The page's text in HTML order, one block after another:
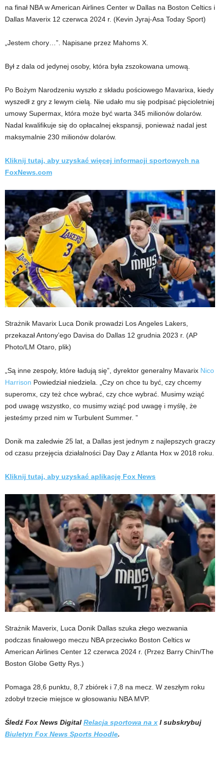
na finał NBA w American Airlines Center w Dallas na Boston Celtics i
Dallas Maverix 12 czerwca 2024 r. (Kevin Jyraj-Asa Today Sport)
„Jestem chory…”. Napisane przez Mahoms X.
Był z dala od jedynej osoby, która była zszokowana umową.
Po Bożym Narodzeniu wyszło z składu pościowego Mavarixa, kiedy
wyszedł z gry z lewym cielą. Nie udało mu się podpisać pięcioletniej
umowy Supermax, która może być warta 345 milionów dolarów.
Nadal kwalifikuje się do opłacalnej ekspansji, ponieważ nadal jest
maksymalnie 230 milionów dolarów.
Kliknij tutaj, aby uzyskać więcej informacji sportowych na
FoxNews.com
Strażnik Mavarix Luca Donik prowadzi Los Angeles Lakers,
przekazał Antony’ego Davisa do Dallas 12 grudnia 2023 r. (AP
Photo/LM Otaro, plik)
„Są inne zespoły, które ładują się”, dyrektor generalny Mavarix Nico
Harrison Powiedział niedziela. „Czy on chce tu być, czy chcemy
superomx, czy też chce wybrać, czy chce wybrać. Musimy wziąć
pod uwagę wszystko, co musimy wziąć pod uwagę i myślę, że
jesteśmy przed nim w Turbulent Summer. ”
Donik ma zaledwie 25 lat, a Dallas jest jednym z najlepszych graczy
od czasu przejęcia działalności Day Day z Atlanta Hox w 2018 roku.
Kliknij tutaj, aby uzyskać aplikację Fox News
Strażnik Maverix, Luca Donik Dallas szuka złego wezwania
podczas finałowego meczu NBA przeciwko Boston Celtics w
American Airlines Center 12 czerwca 2024 r. (Przez Barry Chin/The
Boston Globe Getty Rys.)
Pomaga 28,6 punktu, 8,7 zbiórek i 7,8 na mecz. W zeszłym roku
zdobył trzecie miejsce w głosowaniu NBA MVP.
Śledź Fox News Digital Relacja sportowa na x I subskrybuj
Biuletyn Fox News Sports Hoodle.